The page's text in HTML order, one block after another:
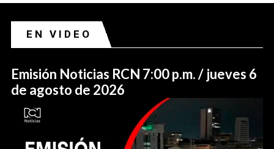
EN VIDEO
Emisión Noticias RCN 7:00 p.m. / jueves 6
de agosto de 2026